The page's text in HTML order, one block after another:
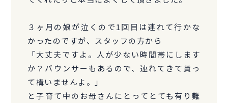
３ヶ月の娘が泣くので1回目は連れて行かな
かったのですが、スタッフの方から
「大丈夫ですよ。人が少ない時間帯にします
か？バウンサーもあるので、連れてきて貰っ
て構いませんよ。」
と子育て中のお母さんにとってとても有り難